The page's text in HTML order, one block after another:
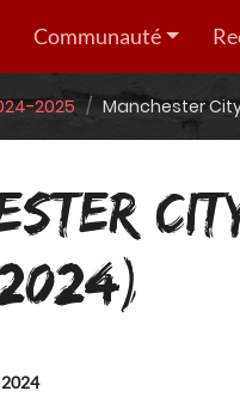
Communauté
2025 Manchester